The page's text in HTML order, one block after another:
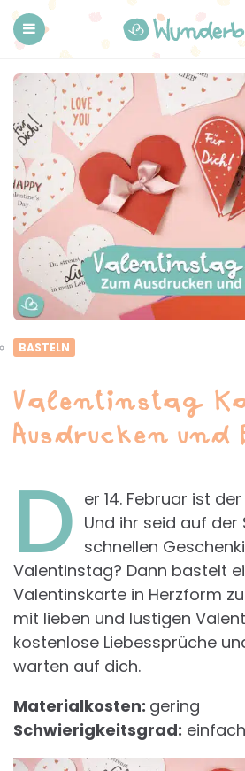
BASTELN
Valentinstag
Ausdrucken
D er 14. Februar ist
Und ihr seid auf der
schnellen
Valentinstag? Dann bastelt
Valentinskarte in Herzform
mit lieben und lustigen
kostenlose Liebessprüche
warten auf dich.
Materialkosten: gering
Schwierigkeitsgrad: einfach